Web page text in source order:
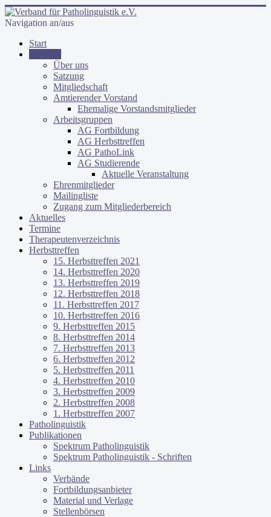
Navigation an/aus
Start
Über uns
Satzung
Mitgliedschaft
Amtierender Vorstand
Ehemalige Vorstandsmitglieder
Arbeitsgruppen
AG Fortbildung
AG Herbsttreffen
AG PathoLink
AG Studierende
Aktuelle Veranstaltung
Ehrenmitglieder
Mailingliste
Zugang zum Mitgliederbereich
Aktuelles
Termine
Therapeutenverzeichnis
Herbsttreffen
15. Herbsttreffen 2021
14. Herbsttreffen 2020
13. Herbsttreffen 2019
12. Herbsttreffen 2018
11. Herbsttreffen 2017
10. Herbsttreffen 2016
9. Herbsttreffen 2015
8. Herbsttreffen 2014
7. Herbsttreffen 2013
6. Herbsttreffen 2012
5. Herbsttreffen 2011
4. Herbsttreffen 2010
3. Herbsttreffen 2009
2. Herbsttreffen 2008
1. Herbsttreffen 2007
Patholinguistik
Publikationen
Spektrum Patholinguistik
Spektrum Patholinguistik - Schriften
Links
Verbände
Fortbildungsanbieter
Material und Verlage
Stellenbörsen